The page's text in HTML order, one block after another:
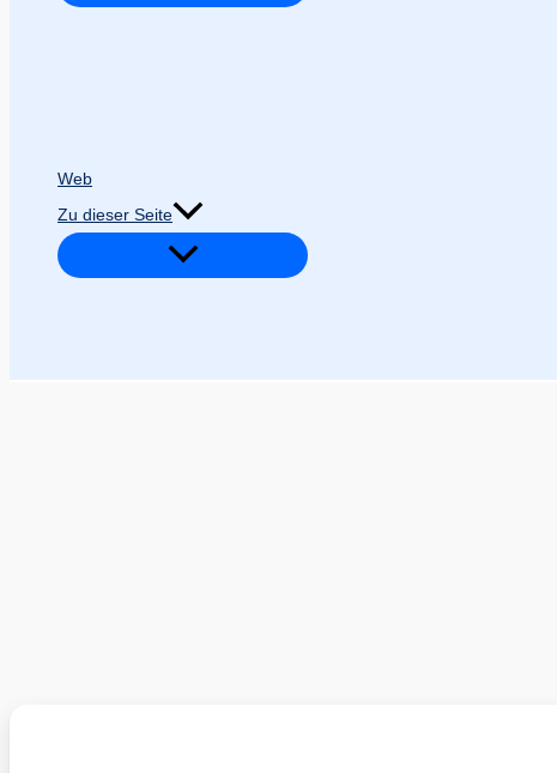
Web
Zu dieser Seite